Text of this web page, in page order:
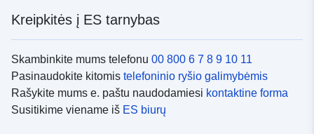
Kreipkitės į ES tarnybas
Skambinkite mums telefonu 00 800 6 7 8 9 10 11
Pasinaudokite kitomis telefoninio ryšio galimybėmis
Rašykite mums e. paštu naudodamiesi kontaktine forma
Susitikime viename iš ES biurų